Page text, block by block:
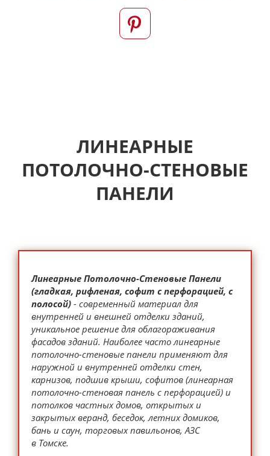
ЛИНЕАРНЫЕ
ПОТОЛОЧНО-СТЕНОВЫЕ
ПАНЕЛИ
Линеарные Потолочно-Стеновые Панели
(гладкая, рифленая, софит с перфорацией, с
полосой) - современный материал для
внутренней и внешней отделки зданий,
уникальное решение для облагораживания
фасадов зданий. Наиболее часто линеарные
потолочно-стеновые панели применяют для
наружной и внутренней отделки стен,
карнизов, подшив крыши, софитов (линеарная
потолочно-стеновая панель с перфорацией) и
потолков частных домов, открытых и
закрытых веранд, беседок, летних домиков,
бань и саун, торговых павильонов, АЗС
в Томске.